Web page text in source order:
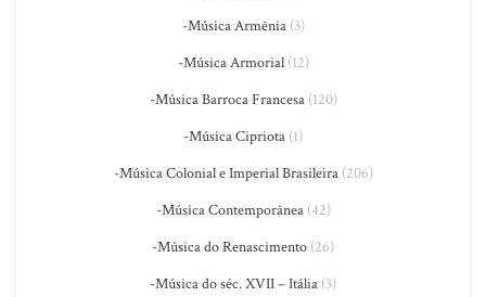
-Música Armênia(3)
-Música Armorial(12)
-Música Barroca Francesa(120)
-Música Cipriota (1)
-Música Colonial e Imperial Brasileira(206)
-Música Contemporânea(42)
-Música do Renascimento (26)
-Música do séc. XVII – Itália (3)